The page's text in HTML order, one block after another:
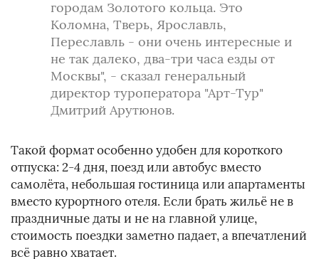
городам Золотого кольца. Это
Коломна, Тверь, Ярославль,
Переславль - они очень интересные и
не так далеко, два-три часа езды от
Москвы", - сказал генеральный
директор туроператора "Арт-Тур"
Дмитрий Арутюнов.
Такой формат особенно удобен для короткого
отпуска: 2-4 дня, поезд или автобус вместо
самолёта, небольшая гостиница или апартаменты
вместо курортного отеля. Если брать жильё не в
праздничные даты и не на главной улице,
стоимость поездки заметно падает, а впечатлений
всё равно хватает.